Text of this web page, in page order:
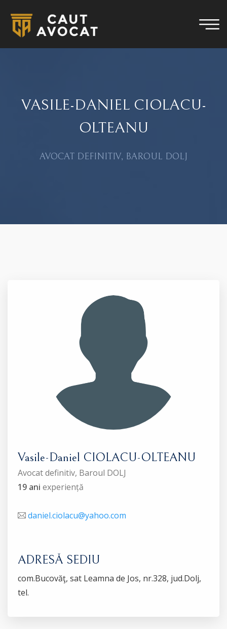
VASILE-DANIEL CIOLACU-
OLTEANU
AVOCAT DEFINITIV, BAROUL DOLJ
Vasile-Daniel CIOLACU-OLTEANU
Avocat definitiv, Baroul DOLJ
19 ani experiență
daniel.ciolacu@yahoo.com
ADRESĂ SEDIU
com.Bucovăţ, sat Leamna de Jos, nr.328, jud.Dolj,
tel.